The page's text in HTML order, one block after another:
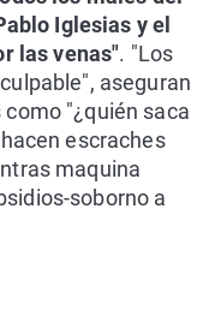
Iglesias y el
las venas". "Los
aseguran
"¿quién saca
escraches
maquina
soborno a